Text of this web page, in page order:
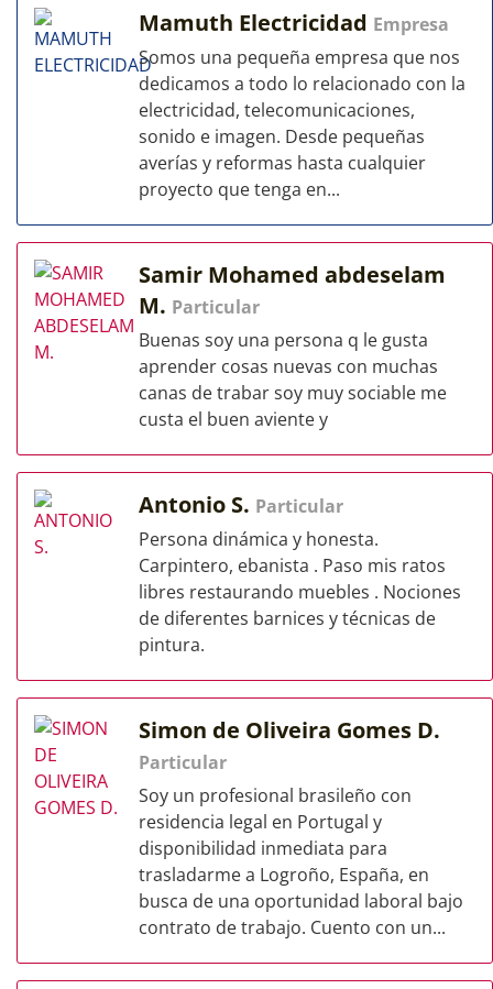
Mamuth Electricidad Empresa
Somos una pequeña empresa que nos
dedicamos a todo lo relacionado con la
electricidad, telecomunicaciones,
sonido e imagen. Desde pequeñas
averías y reformas hasta cualquier
proyecto que tenga en...
Samir Mohamed abdeselam
M. Particular
Buenas soy una persona q le gusta
aprender cosas nuevas con muchas
canas de trabar soy muy sociable me
custa el buen aviente y
Antonio S. Particular
Persona dinámica y honesta.
Carpintero, ebanista . Paso mis ratos
libres restaurando muebles . Nociones
de diferentes barnices y técnicas de
pintura.
Simon de Oliveira Gomes D.
Particular
Soy un profesional brasileño con
residencia legal en Portugal y
disponibilidad inmediata para
trasladarme a Logroño, España, en
busca de una oportunidad laboral bajo
contrato de trabajo. Cuento con un...